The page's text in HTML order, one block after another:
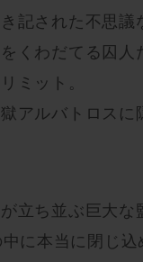
記された不思議
くわだてる囚人
ミット。
アルバトロスに
立ち並ぶ巨大な
に本当に閉じ込